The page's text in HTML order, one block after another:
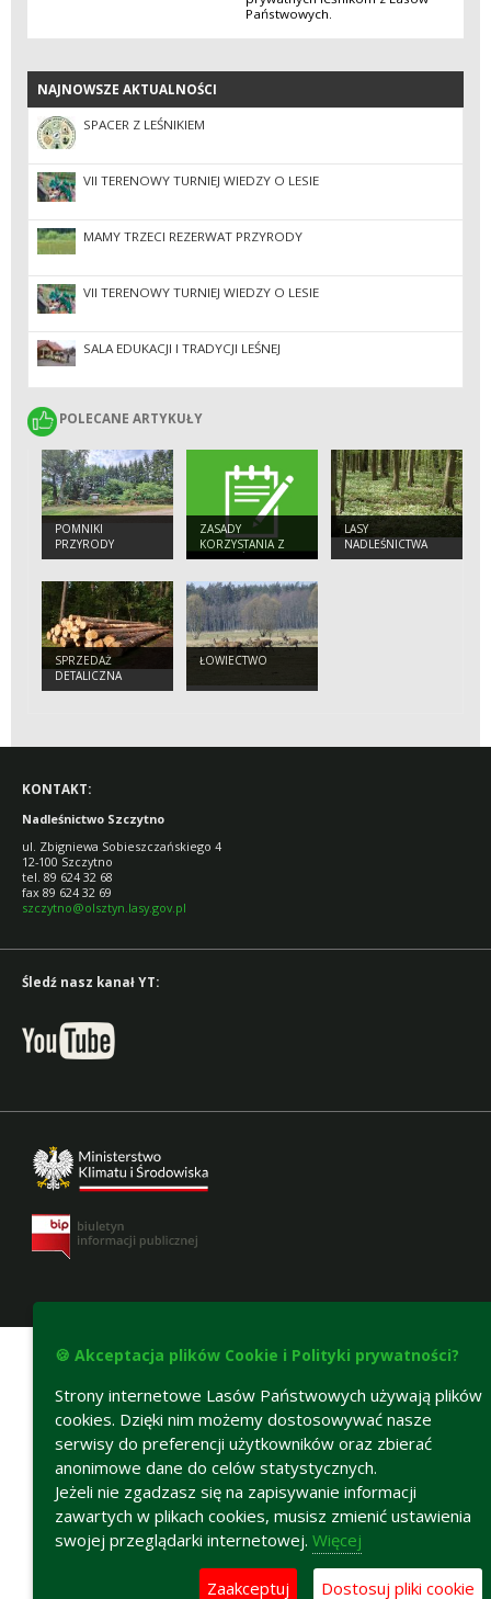
Państwowych.
NAJNOWSZE AKTUALNOŚCI
NAJNOWSZE AKTUALNOŚCI
SPACER Z LEŚNIKIEM
VII TERENOWY TURNIEJ WIEDZY O LESIE
MAMY TRZECI REZERWAT PRZYRODY
VII TERENOWY TURNIEJ WIEDZY O LESIE
SALA EDUKACJI I TRADYCJI LEŚNEJ
POLECANE ARTYKUŁY
POLECANE ARTYKUŁY
POMNIKI
PRZYRODY
ZASADY
KORZYSTANIA Z
OBIEKTÓW
LASY
NADLEŚNICTWA
SPRZEDAŻ
DETALICZNA
ŁOWIECTWO
KONTAKT:
Nadleśnictwo Szczytno
ul. Zbigniewa Sobieszczańskiego 4
12-100 Szczytno
tel. 89 624 32 68
fax 89 624 32 69
szczytno@olsztyn.lasy.gov.pl
Śledź nasz kanał YT:
🍪 Akceptacja plików Cookie i Polityki prywatności?
Strony internetowe Lasów Państwowych używają plików
cookies. Dzięki nim możemy dostosowywać nasze
serwisy do preferencji użytkowników oraz zbierać
anonimowe dane do celów statystycznych.
Jeżeli nie zgadzasz się na zapisywanie informacji
zawartych w plikach cookies, musisz zmienić ustawienia
swojej przeglądarki internetowej. Więcej
Zaakceptuj Dostosuj pliki cookie